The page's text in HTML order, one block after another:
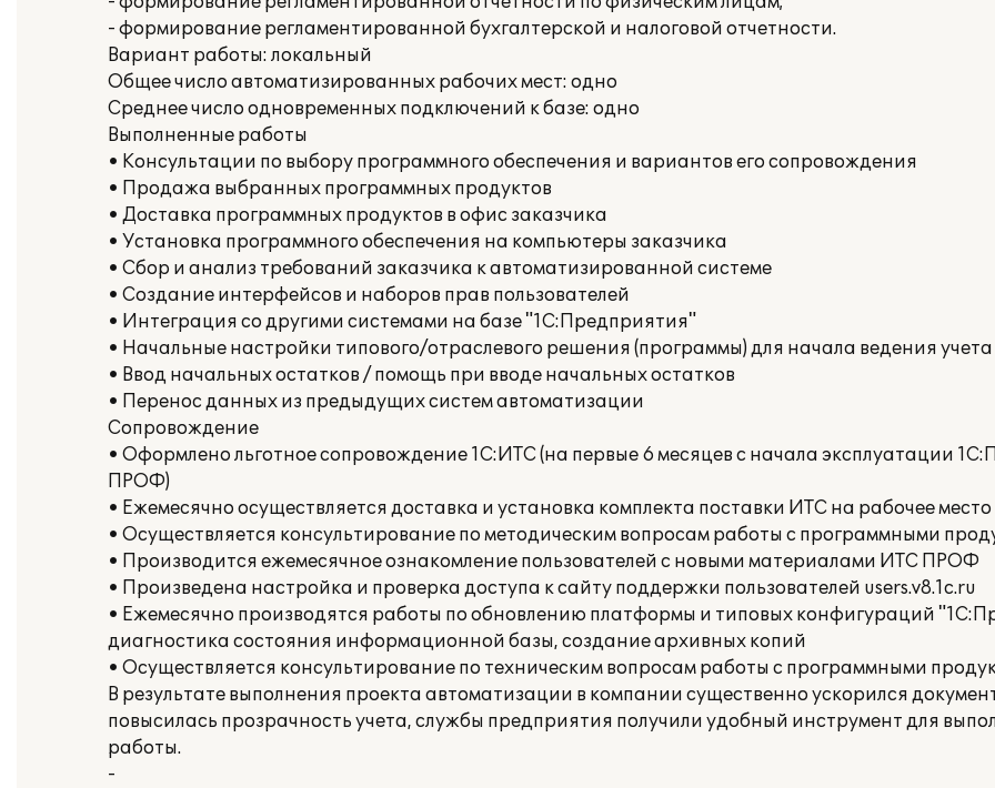
- формирование регламентированной бухгалтерской и налоговой отчетности.
Вариант работы: локальный
Общее число автоматизированных рабочих мест: одно
Среднее число одновременных подключений к базе: одно
Выполненные работы
• Консультации по выбору программного обеспечения и вариантов его сопровождения
• Продажа выбранных программных продуктов
• Доставка программных продуктов в офис заказчика
• Установка программного обеспечения на компьютеры заказчика
• Сбор и анализ требований заказчика к автоматизированной системе
• Создание интерфейсов и наборов прав пользователей
• Интеграция со другими системами на базе "1С:Предприятия"
• Начальные настройки типового/отраслевого решения (программы) для начала ведения учета
• Ввод начальных остатков / помощь при вводе начальных остатков
• Перенос данных из предыдущих систем автоматизации
Сопровождение
• Оформлено льготное сопровождение 1С:ИТС (на первые 6 месяцев с начала эксплуатации
ПРОФ)
• Ежемесячно осуществляется доставка и установка комплекта поставки ИТС на рабочее место
• Осуществляется консультирование по методическим вопросам работы с программными
• Производится ежемесячное ознакомление пользователей с новыми материалами ИТС ПРОФ
• Произведена настройка и проверка доступа к сайту поддержки пользователей users.v8.1c.ru
• Ежемесячно производятся работы по обновлению платформы и типовых конфигураций
диагностика состояния информационной базы, создание архивных копий
• Осуществляется консультирование по техническим вопросам работы с программными
В результате выполнения проекта автоматизации в компании существенно ускорился
повысилась прозрачность учета, службы предприятия получили удобный инструмент для
работы.
-